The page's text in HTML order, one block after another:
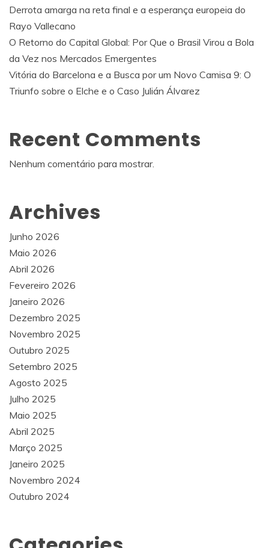
Derrota amarga na reta final e a esperança europeia do
Rayo Vallecano
O Retorno do Capital Global: Por Que o Brasil Virou a Bola
da Vez nos Mercados Emergentes
Vitória do Barcelona e a Busca por um Novo Camisa 9: O
Triunfo sobre o Elche e o Caso Julián Álvarez
Recent Comments
Nenhum comentário para mostrar.
Archives
Junho 2026
Maio 2026
Abril 2026
Fevereiro 2026
Janeiro 2026
Dezembro 2025
Novembro 2025
Outubro 2025
Setembro 2025
Agosto 2025
Julho 2025
Maio 2025
Abril 2025
Março 2025
Janeiro 2025
Novembro 2024
Outubro 2024